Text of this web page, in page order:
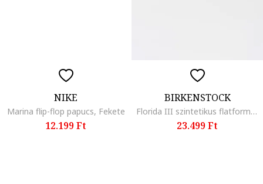
NIKE
Marina flip-flop papucs, Fekete
12.199 Ft
BIRKENSTOCK
Florida III szintetikus flatform papucs, Törtfehér
23.499 Ft